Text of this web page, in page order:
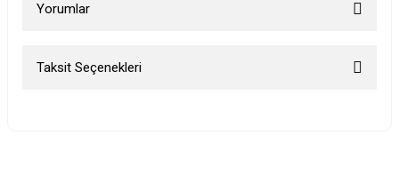
Yorumlar
Taksit Seçenekleri